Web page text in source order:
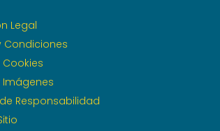
Legal
Condiciones
Responsabilidad